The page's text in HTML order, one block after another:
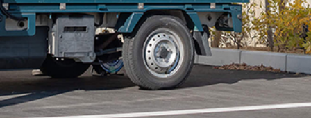
キッチンカー一覧